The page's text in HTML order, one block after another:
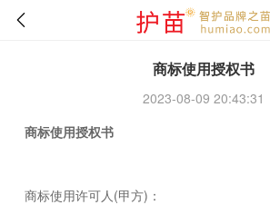
商标使用授权书
2023-08-09 20:43:31
商标使用授权书
商标使用许可人(甲方)：